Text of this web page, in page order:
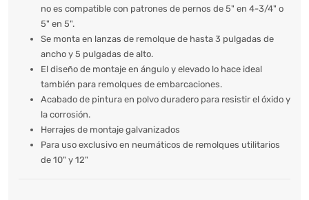
no es compatible con patrones de pernos de 5" en 4-3/4" o
5" en 5".
Se monta en lanzas de remolque de hasta 3 pulgadas de
ancho y 5 pulgadas de alto.
El diseño de montaje en ángulo y elevado lo hace ideal
también para remolques de embarcaciones.
Acabado de pintura en polvo duradero para resistir el óxido y
la corrosión.
Herrajes de montaje galvanizados
Para uso exclusivo en neumáticos de remolques utilitarios
de 10" y 12"